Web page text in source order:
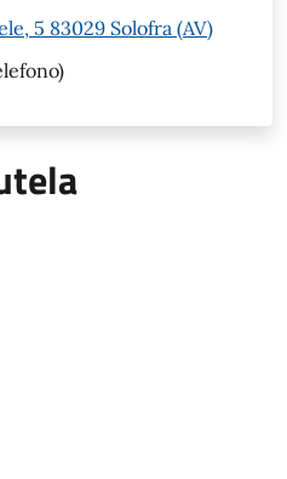
5 83029 Solofra (AV)